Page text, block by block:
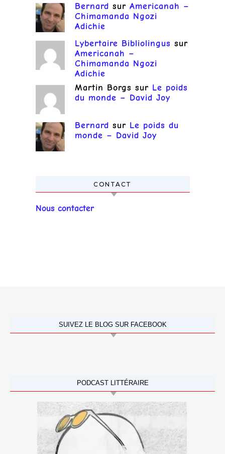
Bernard sur Americanah –
Chimamanda Ngozi
Adichie
Lybertaire Bibliolingus sur
Americanah –
Chimamanda Ngozi
Adichie
Martin Borgs sur Le poids
du monde – David Joy
Bernard sur Le poids du
monde – David Joy
CONTACT
Nous contacter
SUIVEZ LE BLOG SUR FACEBOOK
PODCAST LITTÉRAIRE